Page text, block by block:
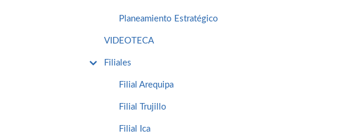
Planeamiento Estratégico
VIDEOTECA
Filiales
Filial Arequipa
Filial Trujillo
Filial Ica